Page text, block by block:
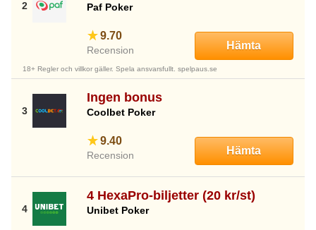
Paf Poker
9.70
Recension Hämta
18+ Regler och villkor gäller. Spela ansvarsfullt. spelpaus.se
Ingen bonus
Coolbet Poker
9.40
Recension Hämta
4 HexaPro-biljetter (20 kr/st)
Unibet Poker